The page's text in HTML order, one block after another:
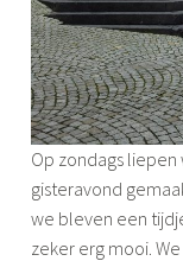
Op zondags
gisteravond
we bleven een
zeker erg mooi.